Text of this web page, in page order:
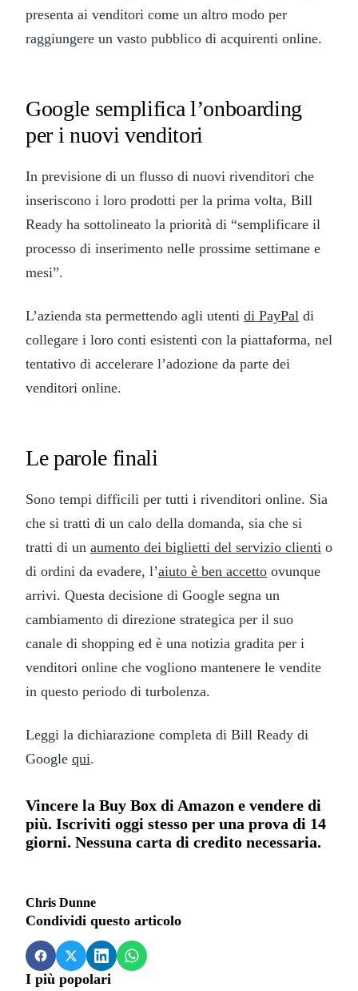
presenta ai venditori come un altro modo per
raggiungere un vasto pubblico di acquirenti online.
Google semplifica l’onboarding
per i nuovi venditori
In previsione di un flusso di nuovi rivenditori che
inseriscono i loro prodotti per la prima volta, Bill
Ready ha sottolineato la priorità di “semplificare il
processo di inserimento nelle prossime settimane e
mesi”.
L’azienda sta permettendo agli utenti di PayPal di
collegare i loro conti esistenti con la piattaforma, nel
tentativo di accelerare l’adozione da parte dei
venditori online.
Le parole finali
Sono tempi difficili per tutti i rivenditori online. Sia
che si tratti di un calo della domanda, sia che si
tratti di un aumento dei biglietti del servizio clienti o
di ordini da evadere, l’aiuto è ben accetto ovunque
arrivi. Questa decisione di Google segna un
cambiamento di direzione strategica per il suo
canale di shopping ed è una notizia gradita per i
venditori online che vogliono mantenere le vendite
in questo periodo di turbolenza.
Leggi la dichiarazione completa di Bill Ready di
Google qui.
Vincere la Buy Box di Amazon e vendere di
più. Iscriviti oggi stesso per una prova di 14
giorni. Nessuna carta di credito necessaria.
Chris Dunne
Condividi questo articolo
I più popolari